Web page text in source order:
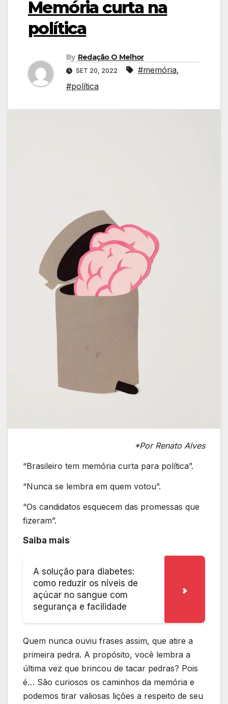
Memória curta na
política
By Redação O Melhor
SET 20, 2022 #memória,
#política
*Por Renato Alves
“Brasileiro tem memória curta para política”.
“Nunca se lembra em quem votou”.
“Os candidatos esquecem das promessas que
fizeram”.
Saiba mais
A solução para diabetes:
como reduzir os níveis de
açúcar no sangue com
segurança e facilidade
Quem nunca ouviu frases assim, que atire a
primeira pedra. A propósito, você lembra a
última vez que brincou de tacar pedras? Pois
é… São curiosos os caminhos da memória e
podemos tirar valiosas lições a respeito de seu